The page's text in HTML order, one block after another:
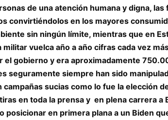
de una atención humana y digna,
convirtiéndolos en los mayores
sin ningún límite, mientras que en
vuelca año a año cifras cada vez
gobierno y era aproximadamente
seguramente siempre han sido
sucias como lo fue la elección
en toda la prensa y en plena carrera a
en primera plana a un Biden